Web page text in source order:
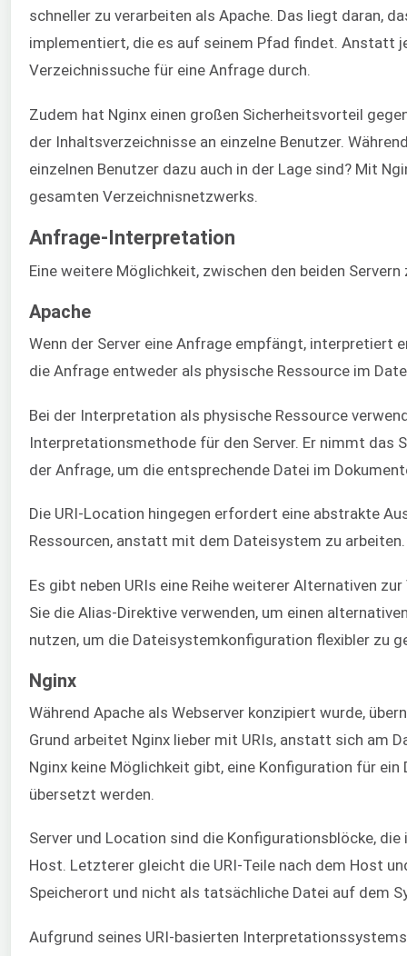
schneller zu verarbeiten als Apache. Das liegt daran,
implementiert, die es auf seinem Pfad findet. Anstatt
Verzeichnissuche für eine Anfrage durch.
Zudem hat Nginx einen großen Sicherheitsvorteil
der Inhaltsverzeichnisse an einzelne Benutzer.
einzelnen Benutzer dazu auch in der Lage sind? Mit
gesamten Verzeichnisnetzwerks.
Anfrage-Interpretation
Eine weitere Möglichkeit, zwischen den beiden
Apache
Wenn der Server eine Anfrage empfängt, interpretiert
die Anfrage entweder als physische Ressource im
Bei der Interpretation als physische Ressource
Interpretationsmethode für den Server. Er nimmt das
der Anfrage, um die entsprechende Datei im
Die URI-Location hingegen erfordert eine abstrakte
Ressourcen, anstatt mit dem Dateisystem zu arbeiten.
Es gibt neben URIs eine Reihe weiterer Alternativen
Sie die Alias-Direktive verwenden, um einen
nutzen, um die Dateisystemkonfiguration flexibler zu
Nginx
Während Apache als Webserver konzipiert wurde,
Grund arbeitet Nginx lieber mit URIs, anstatt sich am
Nginx keine Möglichkeit gibt, eine Konfiguration für
übersetzt werden.
Server und Location sind die Konfigurationsblöcke,
Host. Letzterer gleicht die URI-Teile nach dem Host
Speicherort und nicht als tatsächliche Datei auf dem
Aufgrund seines URI-basierten Interpretationssystems